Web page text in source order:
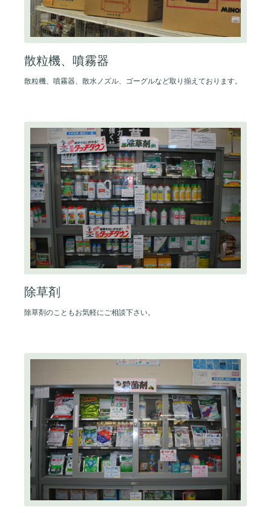
散粒機、噴霧器
散粒機、噴霧器、散水ノズル、ゴーグルなど取り揃えております。
除草剤
除草剤のこともお気軽にご相談下さい。